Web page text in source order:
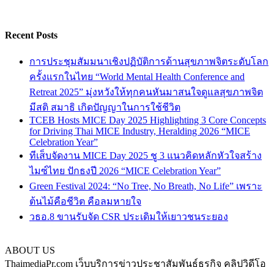
Recent Posts
การประชุมสัมมนาเชิงปฏิบัติการด้านสุขภาพจิตระดับโลก
ครั้งแรกในไทย “World Mental Health Conference and
Retreat 2025” มุ่งหวังให้ทุกคนหันมาสนใจดูแลสุขภาพจิต
มีสติ สมาธิ เกิดปัญญาในการใช้ชีวิต
TCEB Hosts MICE Day 2025 Highlighting 3 Core Concepts
for Driving Thai MICE Industry, Heralding 2026 “MICE
Celebration Year”
ทีเส็บจัดงาน MICE Day 2025 ชู 3 แนวคิดหลักหัวใจสร้าง
ไมซ์ไทย ปักธงปี 2026 “MICE Celebration Year”
Green Festival 2024: “No Tree, No Breath, No Life” เพราะ
ต้นไม้คือชีวิต คือลมหายใจ
วธอ.8 ขานรับจัด CSR ประเดิมให้เยาวชนระยอง
ABOUT US
ThaimediaPr.com เว็บบริการข่าวประชาสัมพันธ์ธุรกิจ คลิปวิดีโอ